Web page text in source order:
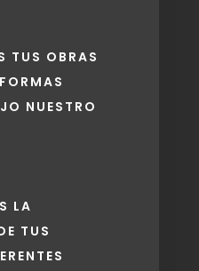
TUS OBRAS
NUESTRO
LA
TUS